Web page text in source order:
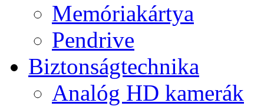
Memóriakártya
Pendrive
Biztonságtechnika
Analóg HD kamerák